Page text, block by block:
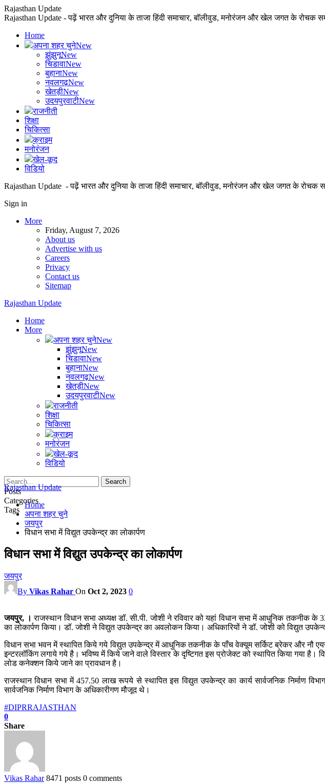
Rajasthan Update
Rajasthan Update - पढ़ें भारत और दुनिया के ताजा हिंदी समाचार, बॉलीवुड, मनोरंजन और खेल जगत के रोचक
Home
अपना शहर चुनेNew
झुंझुनूNew
चिडावाNew
बुहानाNew
नवलगढ़New
खेतड़ीNew
उदयपुरवाटीNew
राजनीती
शिक्षा
चिकित्सा
क्राइम
मनोरंजन
खेल-कूद
विडियो
Rajasthan Update - पढ़ें भारत और दुनिया के ताजा हिंदी समाचार, बॉलीवुड, मनोरंजन और खेल जगत के रोचक
Sign in
More
Friday, August 7, 2026
About us
Advertise with us
Careers
Privacy
Contact us
Sitemap
Rajasthan Update
Home
More
अपना शहर चुनेNew
झुंझुनूNew
चिडावाNew
बुहानाNew
नवलगढ़New
खेतड़ीNew
उदयपुरवाटीNew
राजनीती
शिक्षा
चिकित्सा
क्राइम
मनोरंजन
खेल-कूद
विडियो
Posts
Categories
Tags
Rajasthan Update
Home
अपना शहर चुने
जयपुर
विधान सभा में विद्युत उपकेन्‍द्र का लोकार्पण
विधान सभा में विद्युत उपकेन्‍द्र का लोकार्पण
जयपुर
By Vikas Rahar On Oct 2, 2023 0
जयपुर, । राजस्‍थान विधान सभा अध्‍यक्ष डॉ. सी.पी. जोशी ने रविवार को यहां विधान सभा में आधुनिक तकनीक के
का लोकार्पण किया। डॉ. जोशी ने विद्युत उपकेन्‍द्र का अवलोकन किया। अधिकारियों ने डॉ. जोशी को विद्युत
विधान सभा भवन में स्‍थापित किये गये विद्युत उपकेन्‍द्र में आधुनिक तकनीक के पाँच वेक्‍यूम सर्किट ब्रेकर और
इन्‍टरलॉकिंग लगाये गये है। भविष्‍य में किये जाने वाले विस्‍तार के दृष्टिगत इस प्रोजेक्‍ट को स्‍थापित किया गया है।
लोड कनेक्‍शन किये जाने का प्रावधान है।
राजस्‍थान विधान सभा में 457.50 लाख रूपये से स्‍थापित इस विद्युत उपकेन्‍द्र का कार्य सार्वजनिक निर्माण
सार्वजनिक निर्माण विभाग के अधिकारीगण मौजूद थे।
#DIPRRAJASTHAN
0
Share
Vikas Rahar 8471 posts 0 comments